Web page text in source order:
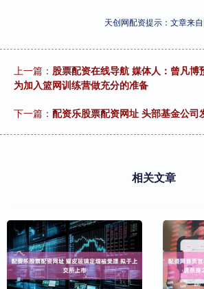
天创网配资提示：文章来
上一篇： 股票配资在线导航 媒体人：曾凡博
为加入篮网训练营做充分的准备
下一篇： 配资乐股票配资网址 头部基金公司
相关文章